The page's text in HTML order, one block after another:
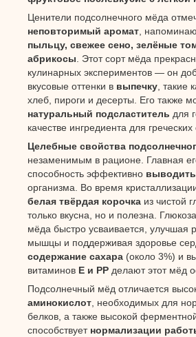
Ценители подсолнечного мёда
неповторимый аромат ,
пыльцу, свежее сено, зелёные
абрикосы . Этот сорт мёда
кулинарных экспериментов — он
вкусовые оттенки в выпечку , такие
хлеб, пироги и десерты. Его также
натуральный подсластитель для
качестве ингредиента для греческих
Целебные свойства
незаменимым в рационе. Главная
способность эффективно
организма. Во время
белая твёрдая корочка из чистой
только вкусна, но и полезна.
мёда быстро усваивается, улучшая
мышцы и поддерживая здоровье
содержание сахара (около 3%) и
витаминов Е и РР делают этот мёд
Подсолнечный мёд отличается
аминокислот , необходимых для
белков, а также высокой
способствует нормализации